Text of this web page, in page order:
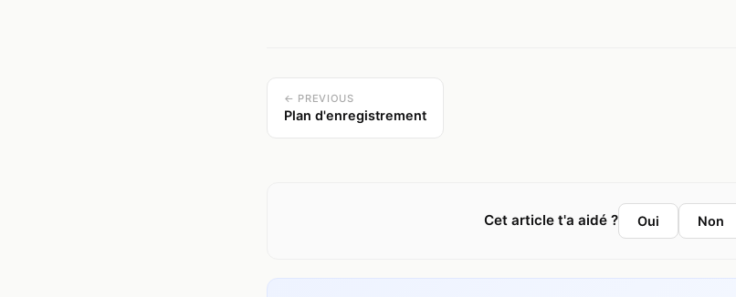
← PREVIOUS
Plan d'enregistrement
Cet article t'a aidé ? Oui Non